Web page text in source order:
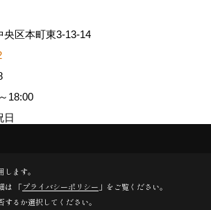
央区本町東3-13-14
18:00
日
Co.,Ltd. All Rights Reserved.
エイト
ます。
は 「プライバシーポリシー 」をご覧ください。
るか選択してください。